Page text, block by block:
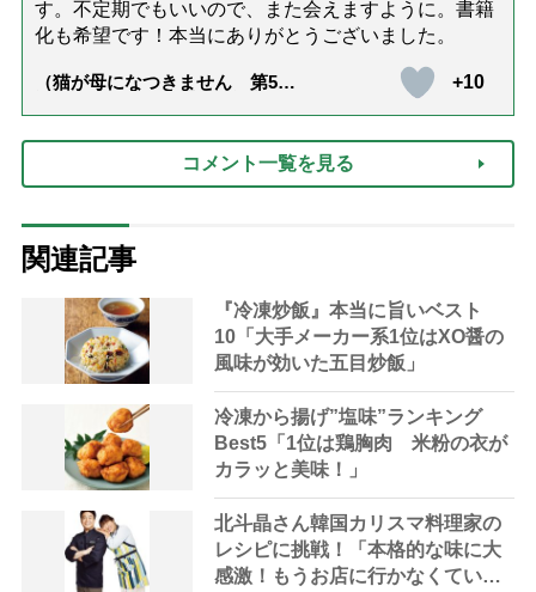
す。不定期でもいいので、また会えますように。書籍
化も希望です！本当にありがとうございました。
（猫が母になつきません 第500
+10
コメント一覧を見る
関連記事
『冷凍炒飯』本当に旨いベスト
10「大手メーカー系1位はXO醤の
風味が効いた五目炒飯」
冷凍から揚げ”塩味”ランキング
Best5「1位は鶏胸肉 米粉の衣が
カラッと美味！」
北斗晶さん韓国カリスマ料理家の
レシピに挑戦！「本格的な味に大
感激！もうお店に行かなくてい